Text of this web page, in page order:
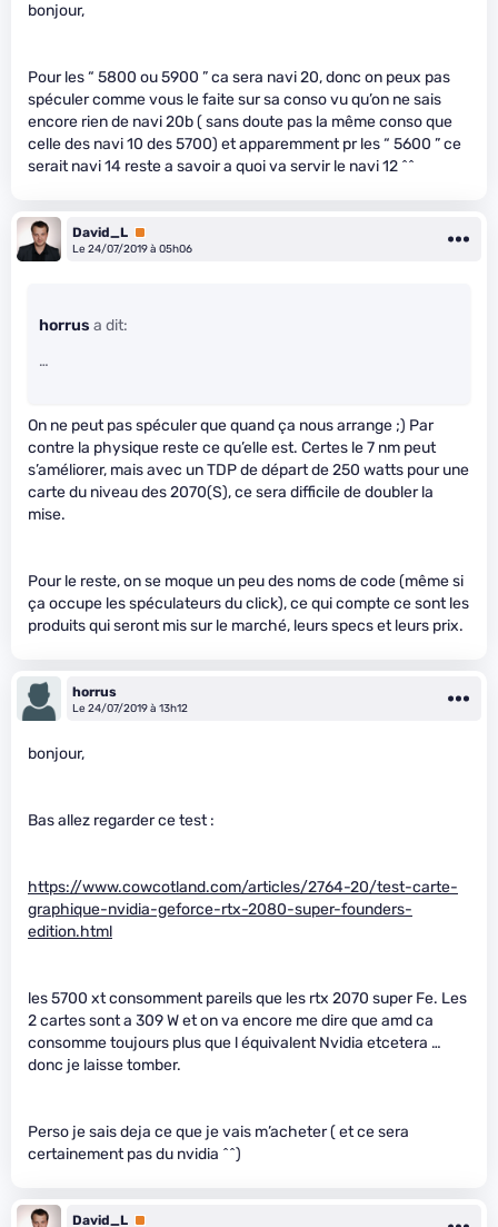
bonjour,
Pour les “ 5800 ou 5900 ” ca sera navi 20, donc on peux pas
spéculer comme vous le faite sur sa conso vu qu’on ne sais
encore rien de navi 20b ( sans doute pas la même conso que
celle des navi 10 des 5700) et apparemment pr les “ 5600 ” ce
serait navi 14 reste a savoir a quoi va servir le navi 12 ^^
David_L Premium
Le 24/07/2019 à 05h06
horrus a dit:
…
On ne peut pas spéculer que quand ça nous arrange ;) Par
contre la physique reste ce qu’elle est. Certes le 7 nm peut
s’améliorer, mais avec un TDP de départ de 250 watts pour une
carte du niveau des 2070(S), ce sera difficile de doubler la
mise.
Pour le reste, on se moque un peu des noms de code (même si
ça occupe les spéculateurs du click), ce qui compte ce sont les
produits qui seront mis sur le marché, leurs specs et leurs prix.
horrus
Le 24/07/2019 à 13h12
bonjour,
Bas allez regarder ce test :
https://www.cowcotland.com/articles/2764-20/test-carte-
graphique-nvidia-geforce-rtx-2080-super-founders-
edition.html
les 5700 xt consomment pareils que les rtx 2070 super Fe. Les
2 cartes sont a 309 W et on va encore me dire que amd ca
consomme toujours plus que l équivalent Nvidia etcetera …
donc je laisse tomber.
Perso je sais deja ce que je vais m’acheter ( et ce sera
certainement pas du nvidia ^^)
David_L Premium